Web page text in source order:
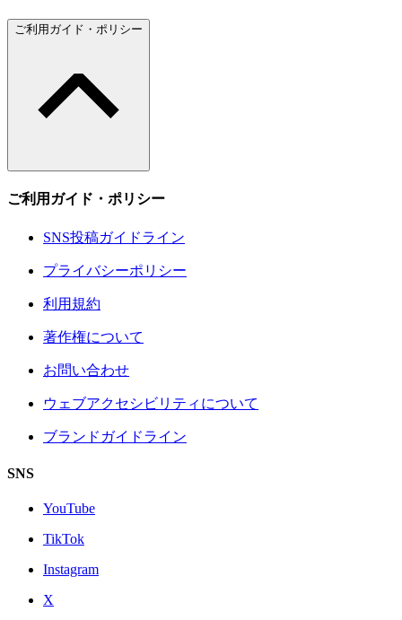
ご利用ガイド・ポリシー
ご利用ガイド・ポリシー
SNS投稿ガイドライン
プライバシーポリシー
利用規約
著作権について
お問い合わせ
ウェブアクセシビリティについて
ブランドガイドライン
SNS
YouTube
TikTok
Instagram
X